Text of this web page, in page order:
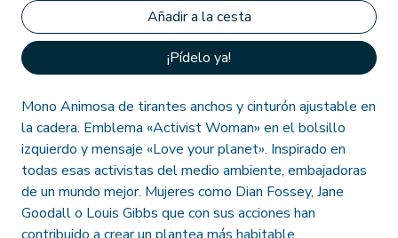
¡Pídelo ya!
Mono Animosa de tirantes anchos y cinturón ajustable en
la cadera. Emblema «Activist Woman» en el bolsillo
izquierdo y mensaje «Love your planet». Inspirado en
todas esas activistas del medio ambiente, embajadoras
de un mundo mejor. Mujeres como Dian Fossey, Jane
Goodall o Louis Gibbs que con sus acciones han